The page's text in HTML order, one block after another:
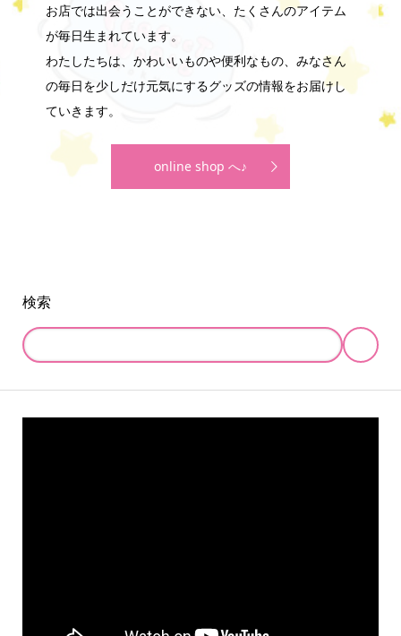
お店では出会うことができない、たくさんのアイテム
が毎日生まれています。
わたしたちは、かわいいものや便利なもの、みなさん
の毎日を少しだけ元気にするグッズの情報をお届けし
ていきます。
online shop へ♪
検索